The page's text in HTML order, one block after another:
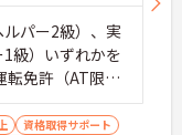
パー2級）、実
級）いずれかを
免許（AT限定
資格取得サポート